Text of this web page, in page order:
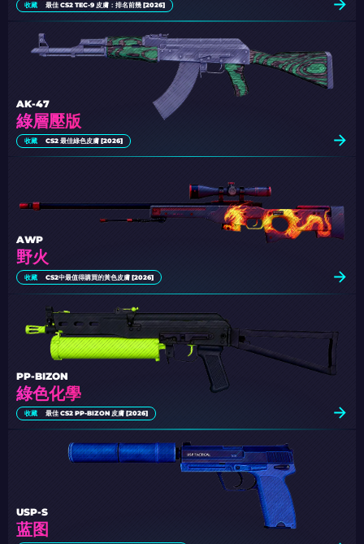
收藏 最佳 CS2 TEC-9 皮膚：排名前幾 [2026]
綠層壓版
AK-47
收藏 CS2 最佳綠色皮膚 [2026]
野火
AWP
收藏 CS2中最值得購買的黃色皮膚 [2026]
綠色化學
PP-BIZON
收藏 最佳 CS2 PP-BIZON 皮膚 [2026]
蓝图
USP-S